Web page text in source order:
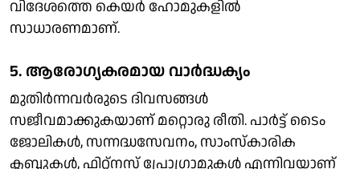
വിദേശത്തെ കെയര്‍ ഹോമുകളില്‍
സാധാരണമാണ്.
5. ആരോഗ്യകരമായ വാര്‍ദ്ധക്യം
മുതിര്‍ന്നവര്‍രുടെ ദിവസങ്ങള്‍
സജീവമാക്കുകയാണ് മറ്റൊരു രീതി. പാര്‍ട്ട് ടൈം
ജോലികള്‍, സന്നദ്ധസേവനം, സാംസ്‌കാരിക
ക്ലബ്ബുകള്‍, ഫിറ്റ്‌നസ് പ്രോഗ്രാമുകള്‍ എന്നിവയാണ്